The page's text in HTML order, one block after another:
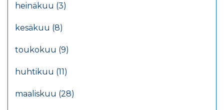
heinäkuu (3)
kesäkuu (8)
toukokuu (9)
huhtikuu (11)
maaliskuu (28)